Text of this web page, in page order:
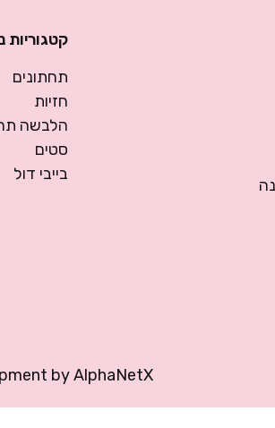
קטגוריות
תחתונים
חזיות
הלבשה
סטים
בייבי דול
byAlphaNetX